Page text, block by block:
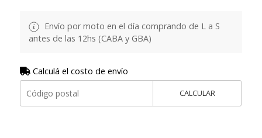
Envío por moto en el día comprando de L a S
antes de las 12hs (CABA y GBA)
Calculá el costo de envío
CALCULAR